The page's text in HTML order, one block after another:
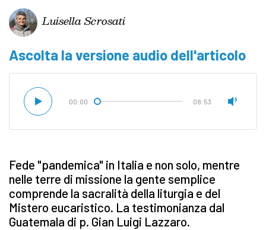
Luisella Scrosati
Ascolta la versione audio dell'articolo
00:00 08:53
Fede "pandemica" in Italia e non solo, mentre
nelle terre di missione la gente semplice
comprende la sacralità della liturgia e del
Mistero eucaristico. La testimonianza dal
Guatemala di p. Gian Luigi Lazzaro.